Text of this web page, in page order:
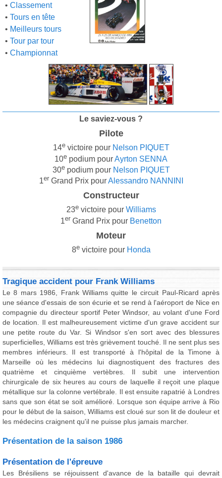
• Classement
• Tours en tête
• Meilleurs tours
• Tour par tour
• Championnat
Le saviez-vous ?
Pilote
14evictoire pour Nelson PIQUET
10e podium pourAyrton SENNA
30epodium pour Nelson PIQUET
1er Grand Prix pourAlessandro NANNINI
Constructeur
23evictoire pour Williams
1er Grand Prix pour Benetton
Moteur
8evictoire pour Honda
Tragique accident pour Frank Williams
Le 8 mars 1986, Frank Williams quitte le circuit Paul-Ricard après
une séance d'essais de son écurie et se rend à l'aéroport de Nice en
compagnie du directeur sportif Peter Windsor, au volant d'une Ford
de location. Il est malheureusement victime d'un grave accident sur
une petite route du Var. Si Windsor s'en sort avec des blessures
superficielles, Williams est très grièvement touché. Il ne sent plus ses
membres inférieurs. Il est transporté à l'hôpital de la Timone à
Marseille où les médecins lui diagnostiquent des fractures des
quatrième et cinquième vertèbres. Il subit une intervention
chirurgicale de six heures au cours de laquelle il reçoit une plaque
métallique sur la colonne vertébrale. Il est ensuite rapatrié à Londres
sans que son état se soit amélioré. Lorsque son équipe arrive à Rio
pour le début de la saison, Williams est cloué sur son lit de douleur et
les médecins craignent qu'il ne puisse plus jamais marcher.
Présentation de la saison 1986
Présentation de l'épreuve
Les Brésiliens se réjouissent d'avance de la bataille qui devrait